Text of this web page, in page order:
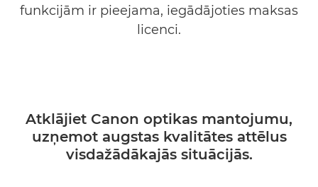
funkcijām ir pieejama, iegādājoties maksas
licenci.
Atklājiet Canon optikas mantojumu,
uzņemot augstas kvalitātes attēlus
visdažādākajās situācijās.